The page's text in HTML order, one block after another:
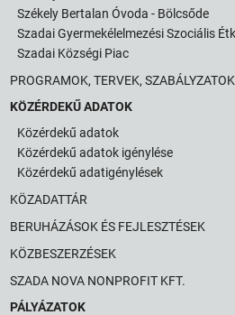
Székely Bertalan Óvoda - Bölcsőde
Szadai Gyermekélelmezési Szociális
Szadai Községi Piac
PROGRAMOK, TERVEK, SZABÁLYZATOK
KÖZÉRDEKŰ ADATOK
Közérdekű adatok
Közérdekű adatok igénylése
Közérdekű adatigénylések
KÖZADATTÁR
BERUHÁZÁSOK ÉS FEJLESZTÉSEK
KÖZBESZERZÉSEK
SZADA NOVA NONPROFIT KFT.
PÁLYÁZATOK